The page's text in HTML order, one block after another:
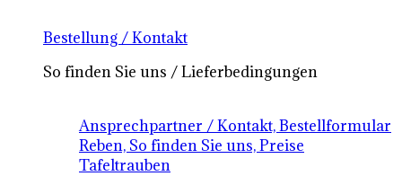
Bestellung / Kontakt
So finden Sie uns / Lieferbedingungen
Ansprechpartner / Kontakt, Bestellformular
Reben, So finden Sie uns, Preise
Tafeltrauben